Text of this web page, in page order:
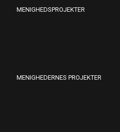
MENIGHEDSPROJEKTER
MENIGHEDERNES PROJEKTER